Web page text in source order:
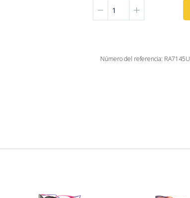
Número del referencia: RA7145U